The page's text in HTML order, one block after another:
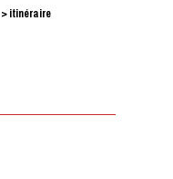
> itinéraire